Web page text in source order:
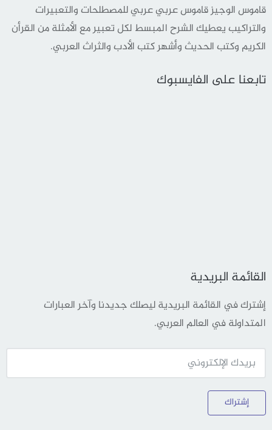
قاموس الوجيز قاموس عربي عربي للمصطلحات والتعبيرات
والتراكيب يعطيك الشرح المبسط لكل تعبير مع الأمثلة من القرأن
الكريم وكتب الحديث وأشهر كتب الأدب والثراث العربي.
تابعنا على الفايسبوك
القائمة البريدية
إشترك في القائمة البريدية ليصلك جديدنا وآخر العبارات
المتداولة في العالم العربي.
إشتراك